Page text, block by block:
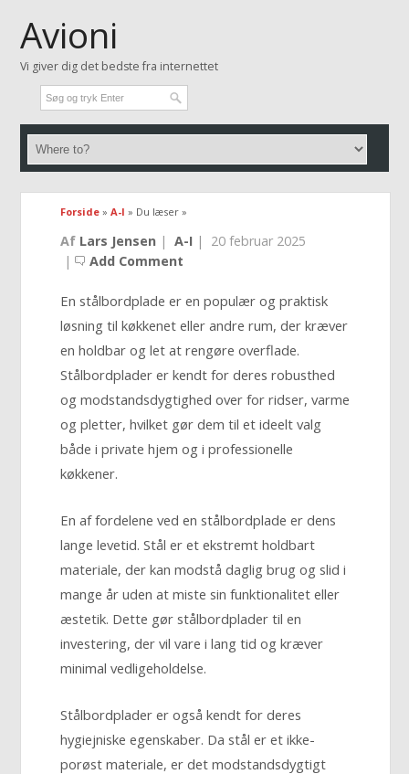
Avioni
Vi giver dig det bedste fra internettet
Forside» A-I » Du læser »
Af Lars Jensen| A-I| 20 februar 2025
|
Add Comment
En stålbordplade er en populær og praktisk
løsning til køkkenet eller andre rum, der kræver
en holdbar og let at rengøre overflade.
Stålbordplader er kendt for deres robusthed
og modstandsdygtighed over for ridser, varme
og pletter, hvilket gør dem til et ideelt valg
både i private hjem og i professionelle
køkkener.
En af fordelene ved en stålbordplade er dens
lange levetid. Stål er et ekstremt holdbart
materiale, der kan modstå daglig brug og slid i
mange år uden at miste sin funktionalitet eller
æstetik. Dette gør stålbordplader til en
investering, der vil vare i lang tid og kræver
minimal vedligeholdelse.
Stålbordplader er også kendt for deres
hygiejniske egenskaber. Da stål er et ikke-
porøst materiale, er det modstandsdygtigt